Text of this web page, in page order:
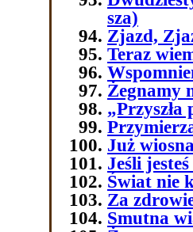
sza)
Zjazd,
Teraz
Żegnamy
„Przyszła
Już
Jeśli
Świat nie
Za
Smutna